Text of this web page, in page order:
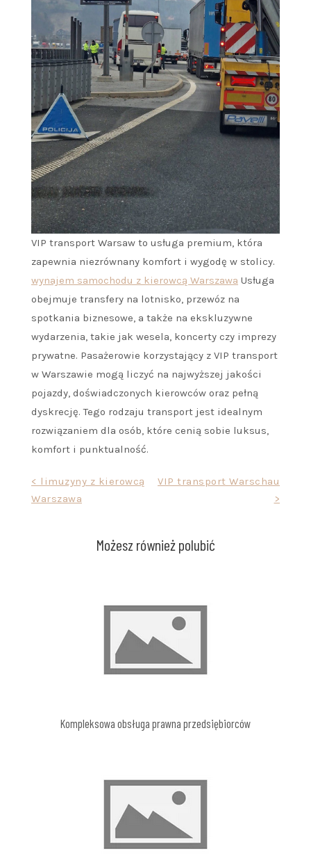
VIP transport Warsaw to usługa premium, która
zapewnia niezrównany komfort i wygodę w stolicy.
wynajem samochodu z kierowcą Warszawa Usługa
obejmuje transfery na lotnisko, przewóz na
spotkania biznesowe, a także na ekskluzywne
wydarzenia, takie jak wesela, koncerty czy imprezy
prywatne. Pasażerowie korzystający z VIP transport
w Warszawie mogą liczyć na najwyższej jakości
pojazdy, doświadczonych kierowców oraz pełną
dyskrecję. Tego rodzaju transport jest idealnym
rozwiązaniem dla osób, które cenią sobie luksus,
komfort i punktualność.
Nawigacja
wpisu
< limuzyny z kierowcą
Warszawa
VIP transport Warschau
>
Możesz również polubić
Kompleksowa obsługa prawna przedsiębiorców